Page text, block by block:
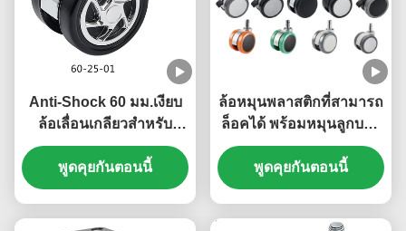
Anti-Shock 60 มม.เงียบ
ล้อเลื่อนเกลียวสำหรับ
เฟอร์นิเจอร์
พูดคุยกันตอนนี้
ล้อหมุนพลาสติกที่สามารถ
ล็อคได้ พร้อมหมุนลูกบอล
สําหรับเฟอร์นิเจอร์และเก้า
อี้สํานักงาน
พูดคุยกันตอนนี้